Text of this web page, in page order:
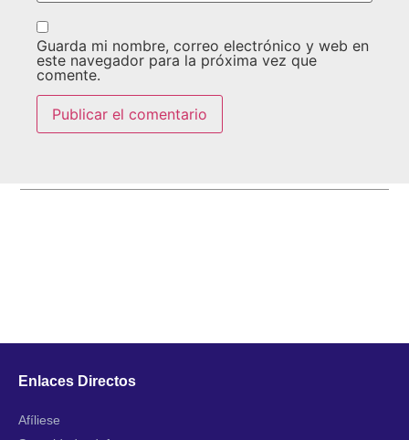
Guarda mi nombre, correo electrónico y web en
este navegador para la próxima vez que
comente.
Enlaces Directos
Afíliese